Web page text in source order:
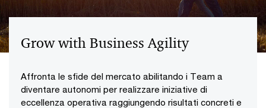
Grow with Business Agility
Affronta le sfide del mercato abilitando i Team a
diventare autonomi per realizzare iniziative di
eccellenza operativa raggiungendo risultati concreti e